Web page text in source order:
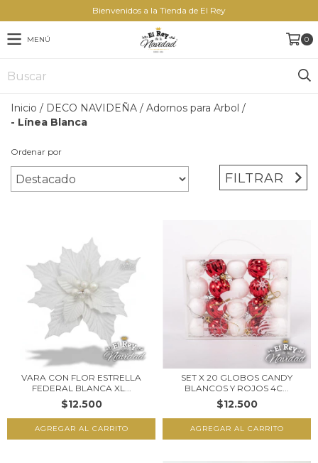
Bienvenidos a la Tienda de El Rey
MENÚ 0
Inicio / DECO NAVIDEÑA / Adornos para Arbol /
- Línea Blanca
Ordenar por
FILTRAR
VARA CON FLOR ESTRELLA
FEDERAL BLANCA XL...
$12.500
SET X 20 GLOBOS CANDY
BLANCOS Y ROJOS 4C...
$12.500